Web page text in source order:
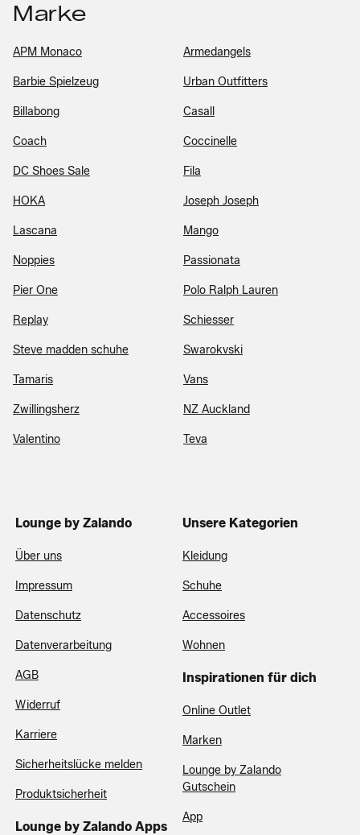
Marke
APM Monaco Armedangels
Barbie Spielzeug Urban Outfitters
Billabong Casall
Coach Coccinelle
DC Shoes Sale Fila
HOKA Joseph Joseph
Lascana Mango
Noppies Passionata
Pier One Polo Ralph Lauren
Replay Schiesser
Steve madden schuhe Swarokvski
Tamaris Vans
Zwillingsherz NZ Auckland
Valentino Teva
Lounge by Zalando
Über uns
Impressum
Datenschutz
Datenverarbeitung
AGB
Widerruf
Karriere
Sicherheitslücke melden
Produktsicherheit
Lounge by Zalando Apps
Unsere Kategorien
Kleidung
Schuhe
Accessoires
Wohnen
Inspirationen für dich
Online Outlet
Marken
Lounge by Zalando
Gutschein
App